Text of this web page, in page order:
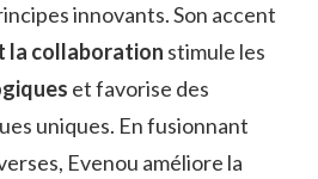
innovants. Son accent
la collaboration stimule les
et favorise des
uniques. En fusionnant
Evenou améliore la